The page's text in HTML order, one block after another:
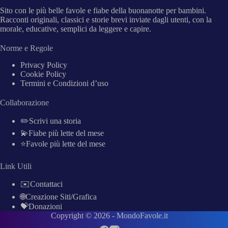
Sito con le più belle favole e fiabe della buonanotte per bambini.
Racconti originali, classici e storie brevi inviate dagli utenti, con la
morale, educative, semplici da leggere e capire.
Norme e Regole
Privacy Policy
Cookie Policy
Termini e Condizioni d’uso
Collaborazione
✏️Scrivi una storia
💫Fiabe più lette del mese
⭐Favole più lette del mese
Link Utili
✉️Contattaci
🌐Creazione Siti/Grafica
💝Donazioni
Copyright © 2026 -MondoFavole.it